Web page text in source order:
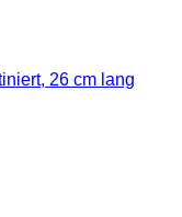
26 cm lang